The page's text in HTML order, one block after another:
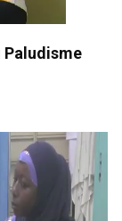
Paludisme